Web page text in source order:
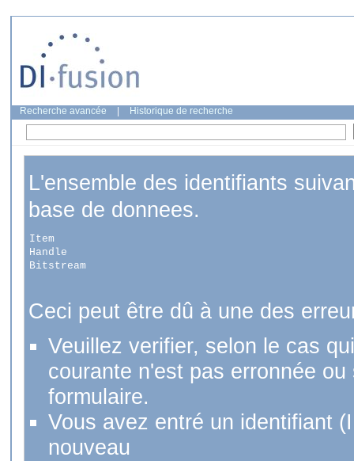
Recherche avancée Historique de recherche
L'ensemble des identifiants
base de donnees.
Item
Handle
Bitstream
Ceci peut être dû à une des
Veuillez verifier, selon le cas
courante n'est pas erronnée
formulaire.
Vous avez entré un identifiant
nouveau